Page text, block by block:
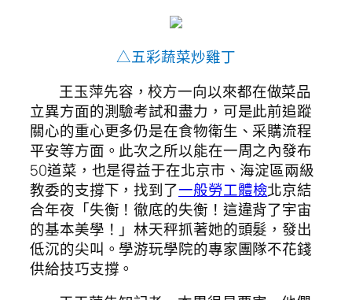
△五彩蔬菜炒雞丁
王玉萍先容，校方一向以來都在做菜品
立異方面的測驗考試和盡力，可是此前追蹤
關心的重心更多仍是在食物衛生、采購流程
平安等方面。此次之所以能在一周之內發布
50道菜，也是得益于在北京市、海淀區兩級
教委的支撐下，找到了一般勞工體檢北京結
合年夜「失衡！徹底的失衡！這違背了宇宙
的基本美學！」林天秤抓著她的頭髮，發出
低沉的尖叫。學游玩學院的專家團隊不花錢
供給技巧支撐。